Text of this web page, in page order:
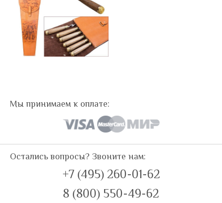
Мы принимаем к оплате:
Остались вопросы? Звоните нам:
+7 (495) 260-01-62
8 (800) 550-49-62